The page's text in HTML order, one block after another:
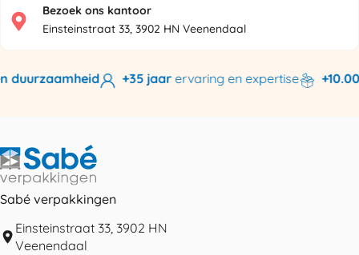
Bezoek ons kantoor
Einsteinstraat 33, 3902 HN Veenendaal
+35 jaarervaring en expertise
Sabé verpakkingen
Einsteinstraat 33, 3902 HN
Veenendaal